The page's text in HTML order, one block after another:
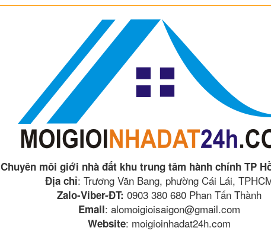
Chuyên môi giới nhà đất khu trung tâm hành chính TP
Địa chỉ: Trương Văn Bang, phường Cái Lái,
Zalo-Viber-ĐT: 0903 380 680 Phan Tấn Thành
Email: alomoigioisaigon@gmail.com
Website: moigioinhadat24h.com